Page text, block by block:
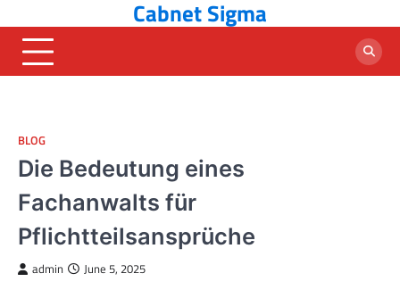
to
content
Cabnet Sigma
BLOG
Die Bedeutung eines
Fachanwalts für
Pflichtteilsansprüche
admin June 5, 2025